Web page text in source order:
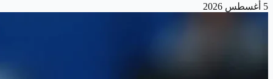
5 أغسطس 2026